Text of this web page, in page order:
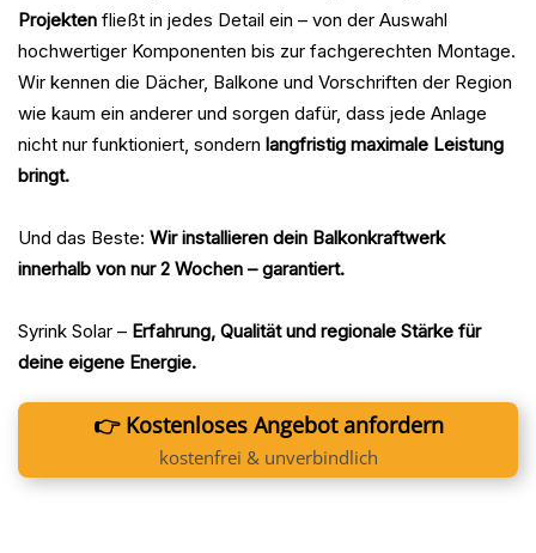
Projekten fließt in jedes Detail ein – von der Auswahl
hochwertiger Komponenten bis zur fachgerechten Montage.
Wir kennen die Dächer, Balkone und Vorschriften der Region
wie kaum ein anderer und sorgen dafür, dass jede Anlage
nicht nur funktioniert, sondern langfristig maximale Leistung
bringt.
Und das Beste: Wir installieren dein Balkonkraftwerk
innerhalb von nur 2 Wochen – garantiert.
Syrink Solar – Erfahrung, Qualität und regionale Stärke für
deine eigene Energie.
👉 Kostenloses Angebot anfordern
kostenfrei & unverbindlich